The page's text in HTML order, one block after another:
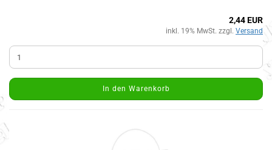
2,44 EUR
inkl. 19% MwSt. zzgl. Versand
In den Warenkorb